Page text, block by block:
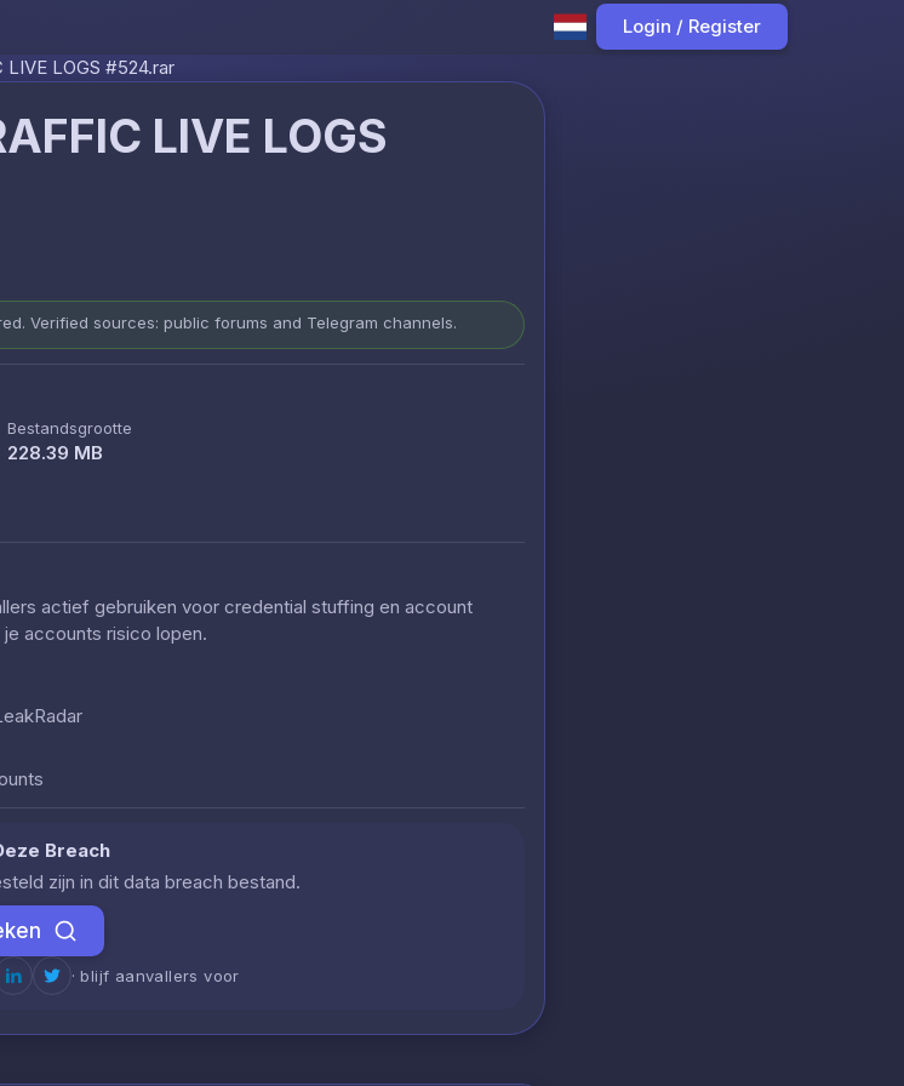
Login / Register
LIVE LOGS #524.rar
LIVE LOGS
Verified sources: public forums and Telegram channels.
Bestandsgrootte
228.39 MB
actief gebruiken voor credential stuffing en account
accounts risico lopen.
Breach
zijn in dit data breach bestand.
· blijf aanvallers voor